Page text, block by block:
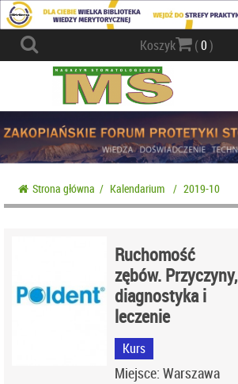
Koszyk (0)
Strona główna / Kalendarium / 2019-10
Ruchomość
zębów. Przyczyny,
diagnostyka i
leczenie
Kurs
Miejsce: Warszawa